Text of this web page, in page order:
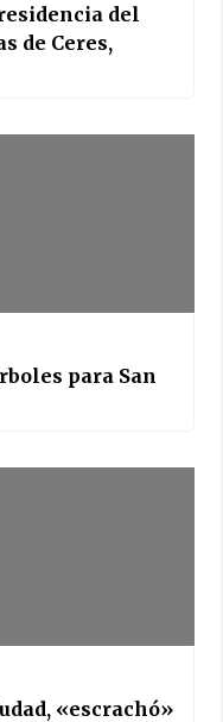
del
de Ceres,
para San
«escrachó»